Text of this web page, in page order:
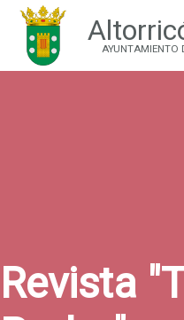
AYUNTAMIENTO
Revista